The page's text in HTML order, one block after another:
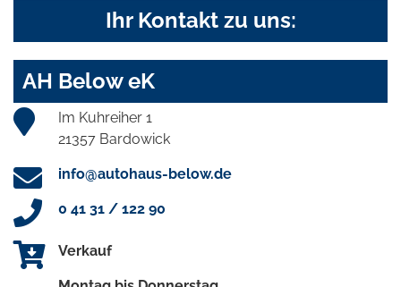
Ihr Kontakt zu uns:
AH Below eK
Im Kuhreiher 1
21357 Bardowick
info@autohaus-below.de
0 41 31 / 122 90
Verkauf